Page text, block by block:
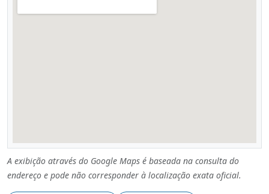
A exibição através do Google Maps é baseada na consulta do
endereço e pode não corresponder à localização exata oficial.